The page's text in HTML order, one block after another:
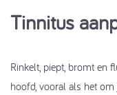
Tinnitus
Rinkelt, piept, bromt en
hoofd, vooral als het